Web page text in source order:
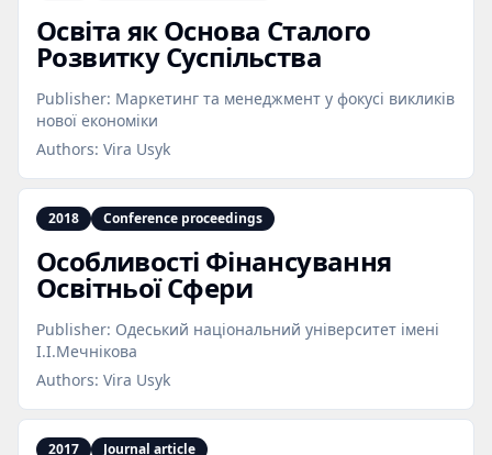
Освіта як Основа Сталого
Розвитку Суспільства
Publisher: Маркетинг та менеджмент у фокусі викликів
нової економіки
Authors: Vira Usyk
2018 Conference proceedings
Особливості Фінансування
Освітньої Сфери
Publisher: Одеський національний університет імені
І.І.Мечнікова
Authors: Vira Usyk
2017 Journal article